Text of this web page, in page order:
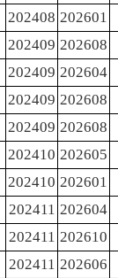
202408 202601
202409 202608
202409 202604
202409 202608
202409 202608
202410 202605
202410 202601
202411 202604
202411 202610
202411 202606